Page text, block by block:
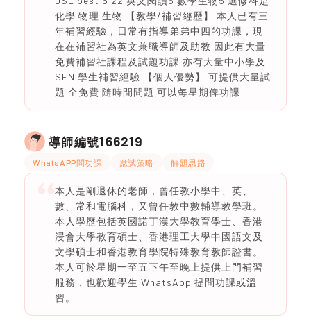
化學 物理 生物 【教學/補習經歷】 本人已有三
年補習經驗，日常有指導弟弟中四的功課，現
在在補習社為英文兼職導師及助教 因此有大量
免費補習社課程及試題功課 亦有大量中小學及
SEN 學生補習經驗 【個人優勢】 可提供大量試
題 全免費 隨時間問題 可以每星期俾功課
導師編號166219
WhatsAPP問功課 應試策略 解題思路
本人是剛退休的老師，曾任教小學中、英、
數、常和電腦科，又曾任教中數輔導教學班。
本人學歷包括英國諾丁漢大學教育學士、香港
浸會大學教育碩士、香港理工大學中國語文及
文學碩士和香港教育學院特殊教育教師證書。
本人可於星期一至五下午至晚上提供上門補習
服務，也歡迎學生 WhatsApp 提問功課或溫
習。